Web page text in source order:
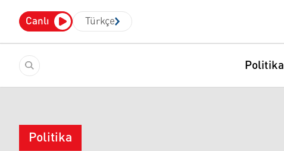
Canlı Türkçe
Politika
Politika